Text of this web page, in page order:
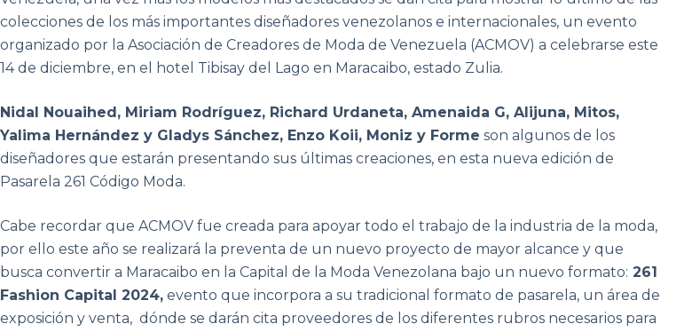
colecciones de los más importantes diseñadores venezolanos e internacionales, un evento
organizado por la Asociación de Creadores de Moda de Venezuela (ACMOV) a celebrarse este
14 de diciembre, en el hotel Tibisay del Lago en Maracaibo, estado Zulia.
Nidal Nouaihed, Miriam Rodríguez, Richard Urdaneta, Amenaida G, Alijuna, Mitos,
Yalima Hernández y Gladys Sánchez, Enzo Koii, Moniz y Forme son algunos de los
diseñadores que estarán presentando sus últimas creaciones, en esta nueva edición de
Pasarela 261 Código Moda.
Cabe recordar que ACMOV fue creada para apoyar todo el trabajo de la industria de la moda,
por ello este año se realizará la preventa de un nuevo proyecto de mayor alcance y que
busca convertir a Maracaibo en la Capital de la Moda Venezolana bajo un nuevo formato: 261
Fashion Capital 2024, evento que incorpora a su tradicional formato de pasarela, un área de
exposición y venta, dónde se darán cita proveedores de los diferentes rubros necesarios para